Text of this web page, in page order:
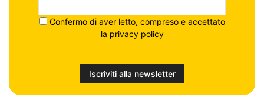
Confermo di aver letto, compreso e accettato
la privacy policy